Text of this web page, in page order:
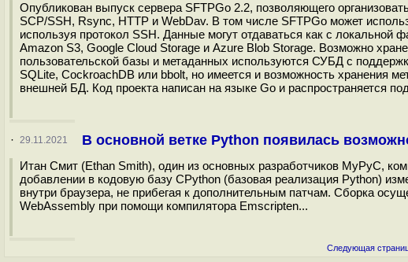
Опубликован выпуск сервера SFTPGo 2.2, позволяющего
SCP/SSH, Rsync, HTTP и WebDav. В том числе SFTPGo может
используя протокол SSH. Данные могут отдаваться как с
Amazon S3, Google Cloud Storage и Azure Blob Storage. Возможно
пользовательской базы и метаданных используются СУБД с
SQLite, CockroachDB или bbolt, но имеется и возможность хранения
внешней БД. Код проекта написан на языке Go и распространяется
· 29.11.2021 В основной ветке Python появилась
Итан Смит (Ethan Smith), один из основных разработчиков MyPyC,
добавлении в кодовую базу CPython (базовая реализация Python)
внутри браузера, не прибегая к дополнительным патчам. Сборка
WebAssembly при помощи компилятора Emscripten...
Следующая